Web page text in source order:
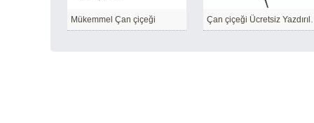
Mükemmel Çan çiçeği Çan